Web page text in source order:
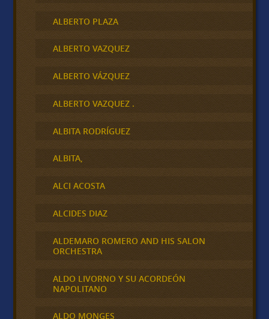
ALBERTO PLAZA
ALBERTO VAZQUEZ
ALBERTO VÁZQUEZ
ALBERTO VAZQUEZ .
ALBITA RODRÍGUEZ
ALBITA,
ALCI ACOSTA
ALCIDES DIAZ
ALDEMARO ROMERO AND HIS SALON
ORCHESTRA
ALDO LIVORNO Y SU ACORDEÓN
NAPOLITANO
ALDO MONGES